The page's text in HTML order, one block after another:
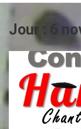
Jour : 6